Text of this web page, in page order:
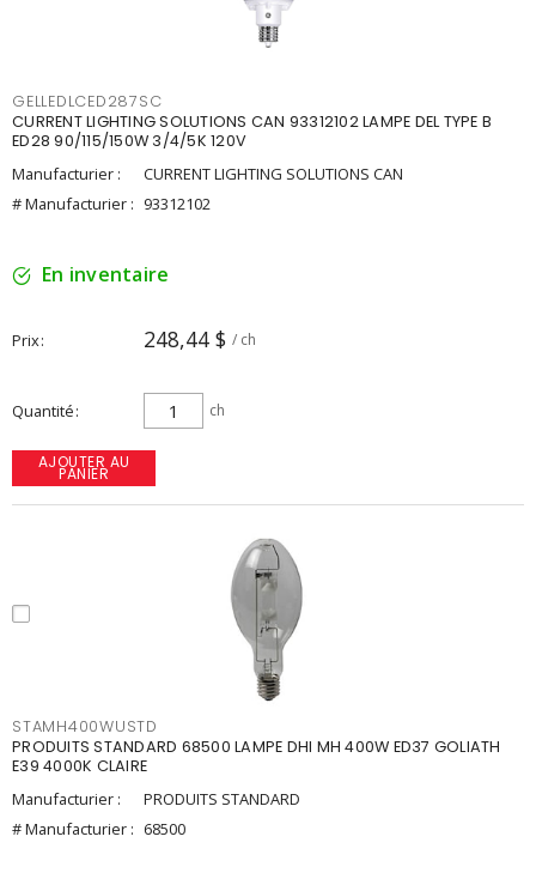
GELLEDLCED287SC
CURRENT LIGHTING SOLUTIONS CAN 93312102 LAMPE DEL TYPE B
ED28 90/115/150W 3/4/5K 120V
Manufacturier :
CURRENT LIGHTING SOLUTIONS CAN
# Manufacturier : 93312102
En inventaire
Prix 248,44 $ / ch
Quantité ch
AJOUTER AU
PANIER
STAMH400WUSTD
PRODUITS STANDARD 68500 LAMPE DHI MH 400W ED37 GOLIATH
E39 4000K CLAIRE
Manufacturier :
PRODUITS STANDARD
# Manufacturier : 68500